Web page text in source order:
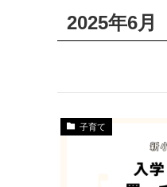
2025年6月
子育て